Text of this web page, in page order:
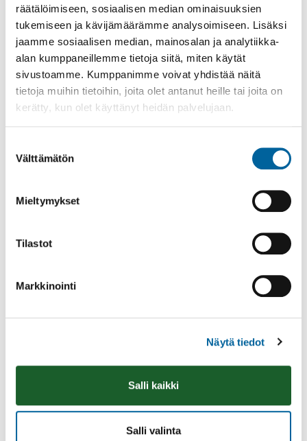
räätälöimiseen, sosiaalisen median ominaisuuksien
tukemiseen ja kävijämäärämme analysoimiseen. Lisäksi
jaamme sosiaalisen median, mainosalan ja analytiikka-
alan kumppaneillemme tietoja siitä, miten käytät
sivustoamme. Kumppanimme voivat yhdistää näitä
tietoja muihin tietoihin, joita olet antanut heille tai joita on
kerätty, kun olet käyttänyt heidän palvelujaan.
valinta
Välttämätön
Mieltymykset
Tilastot
Markkinointi
Näytä tiedot
Salli kaikki
Salli valinta
lavatanssit
Poltinkosken lava, Leppäsjärventie 285, Ikaalinen